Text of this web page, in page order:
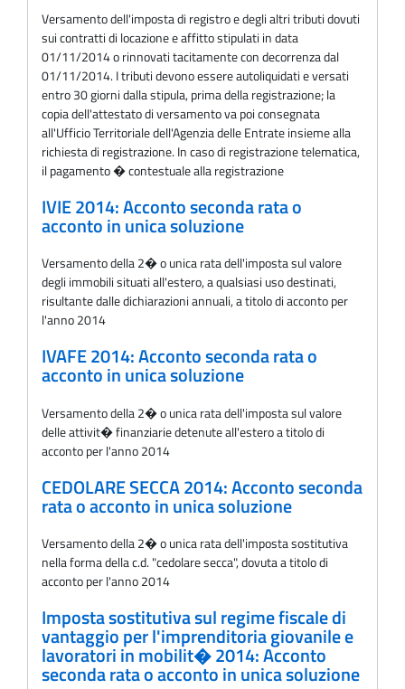
Versamento dell'imposta di registro e degli altri tributi dovuti
sui contratti di locazione e affitto stipulati in data
01/11/2014 o rinnovati tacitamente con decorrenza dal
01/11/2014. I tributi devono essere autoliquidati e versati
entro 30 giorni dalla stipula, prima della registrazione; la
copia dell'attestato di versamento va poi consegnata
all'Ufficio Territoriale dell'Agenzia delle Entrate insieme alla
richiesta di registrazione. In caso di registrazione telematica,
il pagamento � contestuale alla registrazione
IVIE 2014: Acconto seconda rata o
acconto in unica soluzione
Versamento della 2� o unica rata dell'imposta sul valore
degli immobili situati all'estero, a qualsiasi uso destinati,
risultante dalle dichiarazioni annuali, a titolo di acconto per
l'anno 2014
IVAFE 2014: Acconto seconda rata o
acconto in unica soluzione
Versamento della 2� o unica rata dell'imposta sul valore
delle attivit� finanziarie detenute all'estero a titolo di
acconto per l'anno 2014
CEDOLARE SECCA 2014: Acconto seconda
rata o acconto in unica soluzione
Versamento della 2� o unica rata dell'imposta sostitutiva
nella forma della c.d. "cedolare secca", dovuta a titolo di
acconto per l'anno 2014
Imposta sostitutiva sul regime fiscale di
vantaggio per l'imprenditoria giovanile e
lavoratori in mobilit� 2014: Acconto
seconda rata o acconto in unica soluzione